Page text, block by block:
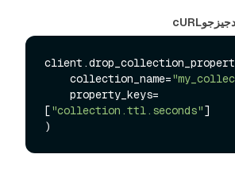
جوcURL
    collection_name=
["collection.ttl.seconds"]